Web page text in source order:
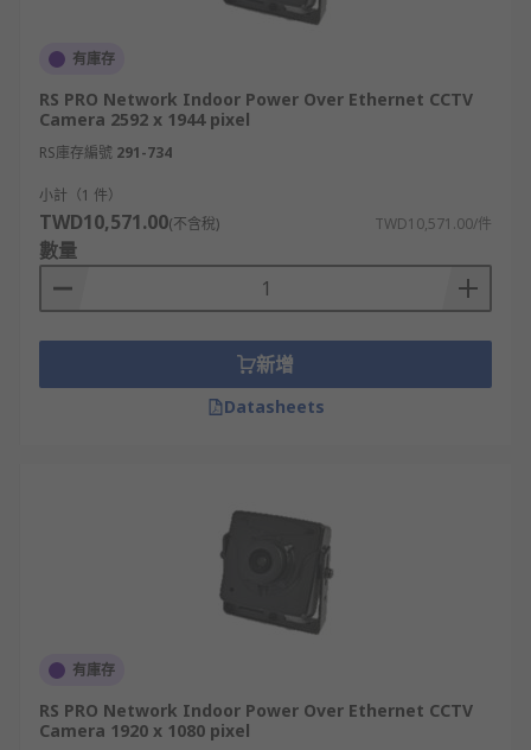
有庫存
RS PRO Network Indoor Power Over Ethernet CCTV
Camera 2592 x 1944 pixel
RS庫存編號 291-734
小計（1 件）
TWD10,571.00(不含稅) TWD10,571.00/件
數量
新增
Datasheets
有庫存
RS PRO Network Indoor Power Over Ethernet CCTV
Camera 1920 x 1080 pixel